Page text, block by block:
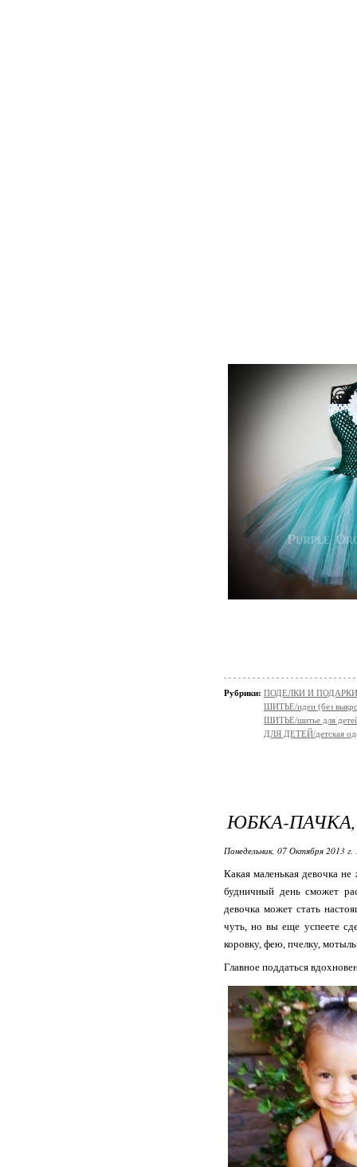
Рубрики: ПОДЕЛКИ И ПОДАРКИ
ШИТЬЕ/идеи (без
ШИТЬЕ/шитье для
ДЛЯ ДЕТЕЙ/детская
ЮБКА-ПАЧКА,
Понедельник, 07 Октября 2013 г.
Какая маленькая девочка
будничный день сможет
девочка может стать
чуть, но вы еще успеете
коровку, фею, пчелку,
Главное поддаться